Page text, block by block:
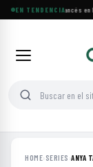
EN TENDENCIA
Festival de Cine Francés en
HOME› SERIES ›ANYA